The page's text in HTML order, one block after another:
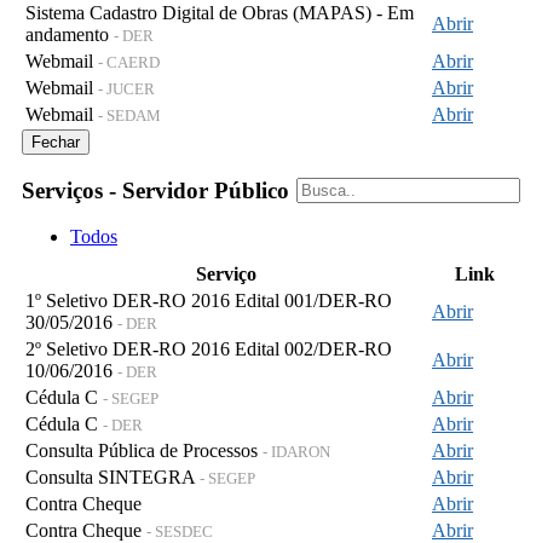
Sistema Cadastro Digital de Obras (MAPAS) - Em
andamento - DER
Abrir
Webmail - CAERD
Abrir
Webmail - JUCER
Abrir
Webmail - SEDAM Abrir
Fechar
Serviços - Servidor Público
Todos
Serviço
Link
1º Seletivo DER-RO 2016 Edital 001/DER-RO
30/05/2016 - DER
Abrir
2º Seletivo DER-RO 2016 Edital 002/DER-RO
10/06/2016 - DER
Abrir
Cédula C - SEGEP
Abrir
Cédula C - DER
Abrir
Consulta Pública de Processos - IDARON
Abrir
Consulta SINTEGRA - SEGEP
Abrir
Contra Cheque
Abrir
Contra Cheque - SESDEC
Abrir